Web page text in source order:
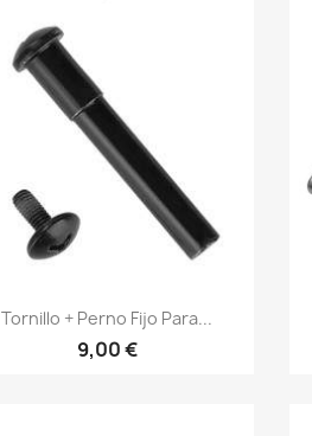
Vista rápida
Tornillo + Perno Fijo Para...
9,00 €